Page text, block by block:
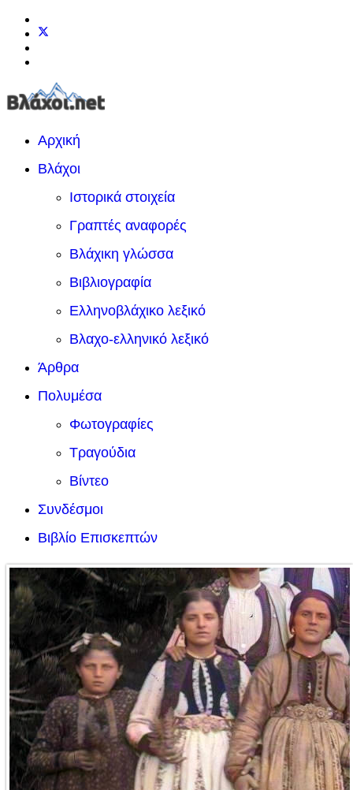
Αρχική
Βλάχοι
Ιστορικά στοιχεία
Γραπτές αναφορές
Βλάχικη γλώσσα
Βιβλιογραφία
Ελληνοβλάχικο λεξικό
Βλαχο-ελληνικό λεξικό
Άρθρα
Πολυμέσα
Φωτογραφίες
Τραγούδια
Βίντεο
Συνδέσμοι
Βιβλίο Επισκεπτών